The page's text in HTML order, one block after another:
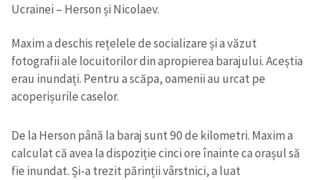
Ucrainei – Herson și Nicolaev.
Maxim a deschis rețelele de socializare și a văzut
fotografii ale locuitorilor din apropierea barajului. Aceștia
erau inundați. Pentru a scăpa, oamenii au urcat pe
acoperișurile caselor.
De la Herson până la baraj sunt 90 de kilometri. Maxim a
calculat că avea la dispoziție cinci ore înainte ca orașul să
fie inundat. Și-a trezit părinții vârstnici, a luat